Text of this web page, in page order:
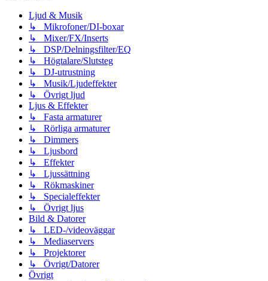
Ljud & Musik
↳ Mikrofoner/DI-boxar
↳ Mixer/FX/Inserts
↳ DSP/Delningsfilter/EQ
↳ Högtalare/Slutsteg
↳ DJ-utrustning
↳ Musik/Ljudeffekter
↳ Övrigt ljud
Ljus & Effekter
↳ Fasta armaturer
↳ Rörliga armaturer
↳ Dimmers
↳ Ljusbord
↳ Effekter
↳ Ljussättning
↳ Rökmaskiner
↳ Specialeffekter
↳ Övrigt ljus
Bild & Datorer
↳ LED-/videoväggar
↳ Mediaservers
↳ Projektorer
↳ Övrigt/Datorer
Övrigt